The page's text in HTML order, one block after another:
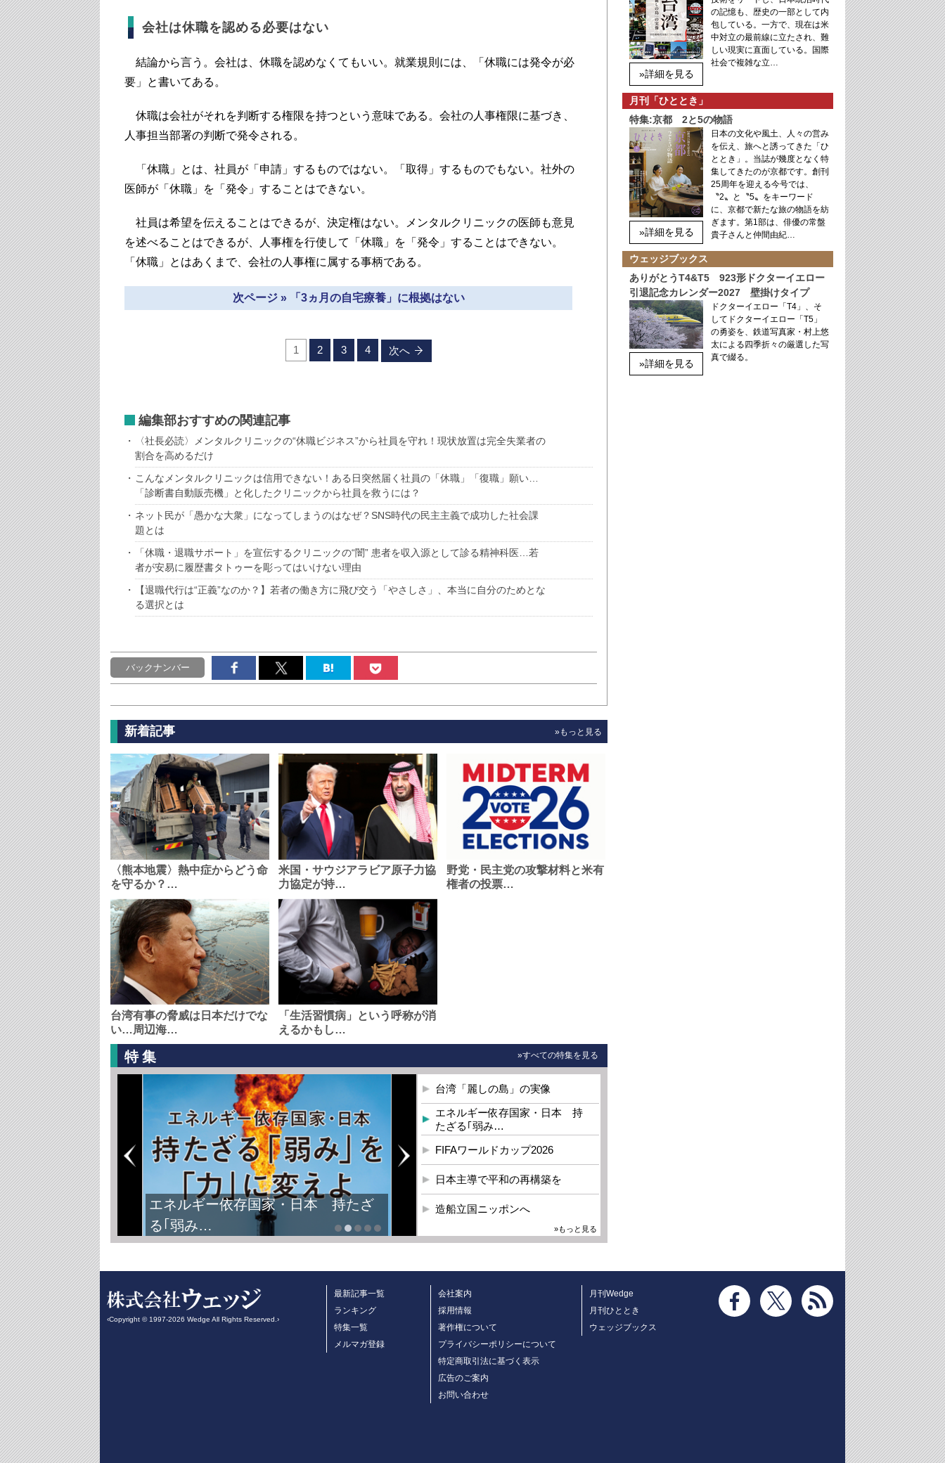
会社は休職を認める必要はない
結論から言う。会社は、休職を認めなくてもいい。就業規則には、「休職には発令が必
要」と書いてある。
休職は会社がそれを判断する権限を持つという意味である。会社の人事権限に基づき、
人事担当部署の判断で発令される。
「休職」とは、社員が「申請」するものではない。「取得」するものでもない。社外の
医師が「休職」を「発令」することはできない。
社員は希望を伝えることはできるが、決定権はない。メンタルクリニックの医師も意見
を述べることはできるが、人事権を行使して「休職」を「発令」することはできない。
「休職」とはあくまで、会社の人事権に属する事柄である。
次ページ » 「3ヵ月の自宅療養」に根拠はない
1 2 3 4 次へ
編集部おすすめの関連記事
〈社長必読〉メンタルクリニックの“休職ビジネス”から社員を守れ！現状放置は完全失業者の
割合を高めるだけ
こんなメンタルクリニックは信用できない！ある日突然届く社員の「休職」「復職」願い…
「診断書自動販売機」と化したクリニックから社員を救うには？
ネット民が「愚かな大衆」になってしまうのはなぜ？SNS時代の民主主義で成功した社会課
題とは
「休職・退職サポート」を宣伝するクリニックの“闇” 患者を収入源として診る精神科医…若
者が安易に履歴書タトゥーを彫ってはいけない理由
【退職代行は“正義”なのか？】若者の働き方に飛び交う「やさしさ」、本当に自分のためとな
る選択とは
バックナンバー
新着記事 »もっと見る
〈熊本地震〉熱中症からどう命
を守るか？…
米国・サウジアラビア原子力協
力協定が持…
野党・民主党の攻撃材料と米有
権者の投票…
台湾有事の脅威は日本だけでな
い…周辺海…
「生活習慣病」という呼称が消
えるかもし…
特集 »すべての特集を見る
エネルギー依存国家・日本 持たざ
る｢弱み…
台湾「麗しの島」の実像
エネルギー依存国家・日本 持
たざる｢弱み…
FIFAワールドカップ2026
日本主導で平和の再構築を
造船立国ニッポンへ
»もっと見る
»詳細を見る
の記憶も、歴史の一部として内
包している。一方で、現在は米
中対立の最前線に立たされ、難
しい現実に直面している。国際
社会で複雑な立…
月刊「ひととき」
特集:京都 2と5の物語
»詳細を見る
日本の文化や風土、人々の営み
を伝え、旅へと誘ってきた「ひ
ととき」。当誌が幾度となく特
集してきたのが京都です。創刊
25周年を迎える今号では、
〝2〟と〝5〟をキーワード
に、京都で新たな旅の物語を紡
ぎます。第1部は、俳優の常盤
貴子さんと仲間由紀…
ウェッジブックス
ありがとうT4&T5 923形ドクターイエロー
引退記念カレンダー2027 壁掛けタイプ
»詳細を見る
ドクターイエロー「T4」、そ
してドクターイエロー「T5」
の勇姿を、鉄道写真家・村上悠
太による四季折々の厳選した写
真で綴る。
‹Copyright © 1997-2026 Wedge All Rights Reserved.›
最新記事一覧
ランキング
特集一覧
メルマガ登録
会社案内
採用情報
著作権について
プライバシーポリシーについて
特定商取引法に基づく表示
広告のご案内
お問い合わせ
月刊Wedge
月刊ひととき
ウェッジブックス